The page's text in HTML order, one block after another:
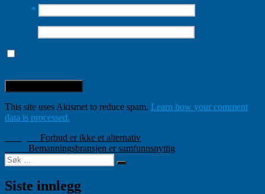
*
This site uses Akismet to reduce spam. Learn how your comment
data is processed.
Innleggsnavigasjon
Forrige
innlegg:
Forbud er ikke et alternativ
Neste
innlegg:
Bemanningsbransjen er samfunnsnyttig
Søk
etter:
Søk
Siste innlegg